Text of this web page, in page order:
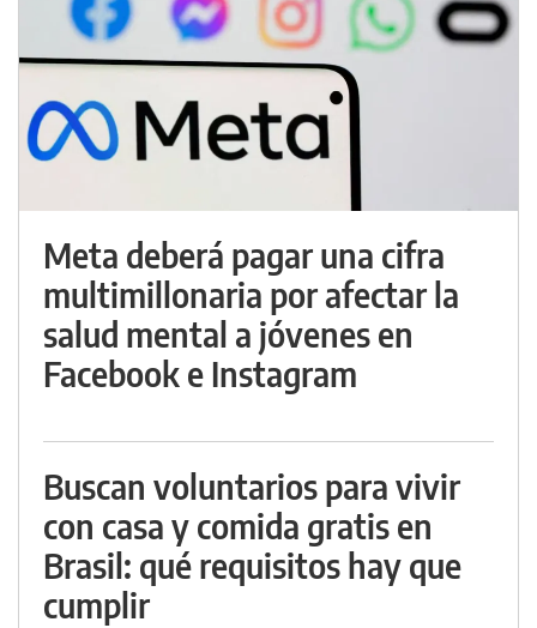
Meta deberá pagar una cifra
multimillonaria por afectar la
salud mental a jóvenes en
Facebook e Instagram
Buscan voluntarios para vivir
con casa y comida gratis en
Brasil: qué requisitos hay que
cumplir